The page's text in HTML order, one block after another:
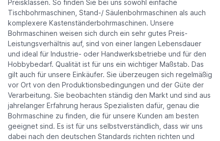
Preisklassen. So finden Sie bei uns sowohl einfache
Tischbohrmaschinen, Stand-/ Säulenbohrmaschinen als auch
komplexere Kastenständerbohrmaschinen. Unsere
Bohrmaschinen weisen sich durch ein sehr gutes Preis-
Leistungsverhältnis auf, sind von einer langen Lebensdauer
und ideal für Industrie- oder Handwerksbetriebe und für den
Hobbybedarf. Qualität ist für uns ein wichtiger Maßstab. Das
gilt auch für unsere Einkäufer. Sie überzeugen sich regelmäßig
vor Ort von den Produktionsbedingungen und der Güte der
Verarbeitung. Sie beobachten ständig den Markt und sind aus
jahrelanger Erfahrung heraus Spezialisten dafür, genau die
Bohrmaschine zu finden, die für unsere Kunden am besten
geeignet sind. Es ist für uns selbstverständlich, dass wir uns
dabei nach den deutschen Standards richten richten und